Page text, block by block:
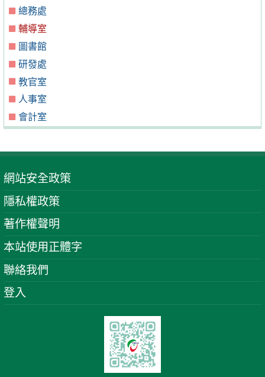
總務處
輔導室
圖書館
研發處
教官室
人事室
會計室
網站安全政策
隱私權政策
著作權聲明
本站使用正體字
聯絡我們
登入